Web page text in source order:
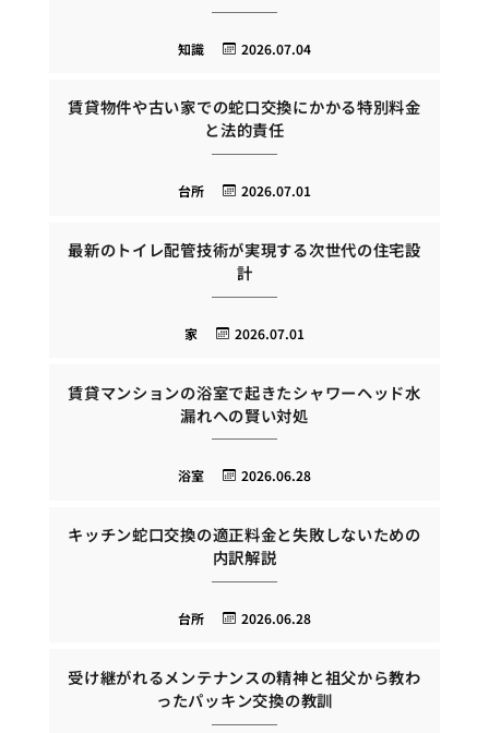
2026.07.04
知識
賃貸物件や古い家での蛇口交換にかかる特別料金
と法的責任
2026.07.01
台所
最新のトイレ配管技術が実現する次世代の住宅設
計
2026.07.01
家
賃貸マンションの浴室で起きたシャワーヘッド水
漏れへの賢い対処
2026.06.28
浴室
キッチン蛇口交換の適正料金と失敗しないための
内訳解説
2026.06.28
台所
受け継がれるメンテナンスの精神と祖父から教わ
ったパッキン交換の教訓